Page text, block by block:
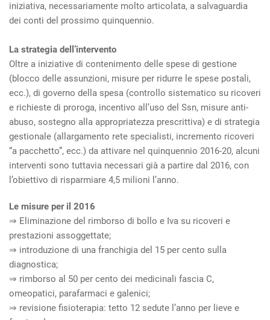
iniziativa, necessariamente molto articolata, a salvaguardia
dei conti del prossimo quinquennio.
La strategia dell’intervento
Oltre a iniziative di contenimento delle spese di gestione
(blocco delle assunzioni, misure per ridurre le spese postali,
ecc.), di governo della spesa (controllo sistematico su ricoveri
e richieste di proroga, incentivo all’uso del Ssn, misure anti-
abuso, sostegno alla appropriatezza prescrittiva) e di strategia
gestionale (allargamento rete specialisti, incremento ricoveri
“a pacchetto”, ecc.) da attivare nel quinquennio 2016-20, alcuni
interventi sono tuttavia necessari già a partire dal 2016, con
l’obiettivo di risparmiare 4,5 milioni l’anno.
Le misure per il 2016
⇒ Eliminazione del rimborso di bollo e Iva su ricoveri e
prestazioni assoggettate;
⇒ introduzione di una franchigia del 15 per cento sulla
diagnostica;
⇒ rimborso al 50 per cento dei medicinali fascia C,
omeopatici, parafarmaci e galenici;
⇒ revisione fisioterapia: tetto 12 sedute l’anno per lieve e